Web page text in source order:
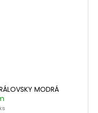
MODRÁ